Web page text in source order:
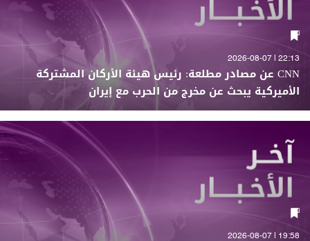
22:13 | 2026-08-07
CNN عن مصادر مطلعة: رئيس هيئة الأركان المشتركة
الأميركية يبحث عن مخرج من الحرب مع إيران
19:58 | 2026-08-07